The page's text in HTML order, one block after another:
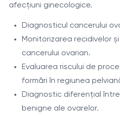
afecțiuni ginecologice.
Diagnosticul cancerului
Monitorizarea recidivelor
cancerului ovarian.
Evaluarea riscului de
formări în regiunea
Diagnostic diferențial
benigne ale ovarelor.